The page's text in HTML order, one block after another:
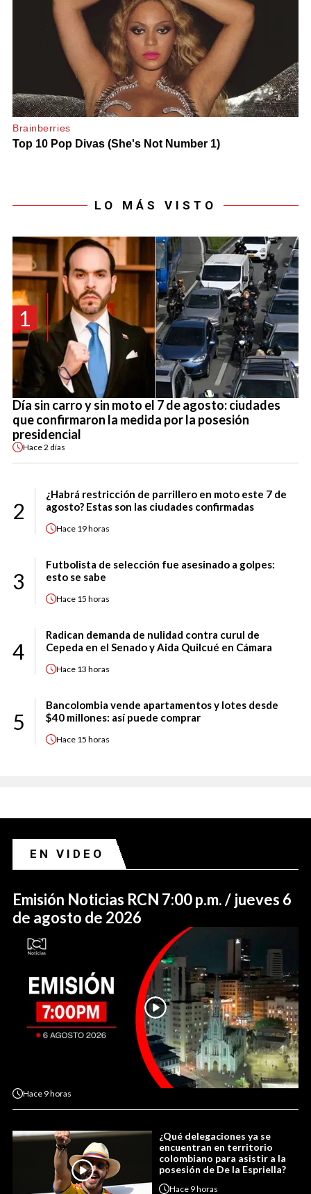
LO MÁS VISTO
1
Día sin carro y sin moto el 7 de agosto: ciudades
que confirmaron la medida por la posesión
presidencial
Hace2 días
2
¿Habrá restricción de parrillero en moto este 7 de
agosto? Estas son las ciudades confirmadas
Hace 19 horas
3
Futbolista de selección fue asesinado a golpes:
esto se sabe
Hace 15 horas
4
Radican demanda de nulidad contra curul de
Cepeda en el Senado y Aida Quilcué en Cámara
Hace 13 horas
5
Bancolombia vende apartamentos y lotes desde
$40 millones: así puede comprar
Hace 15 horas
EN VIDEO
Emisión Noticias RCN 7:00 p.m. / jueves 6
de agosto de 2026
Hace 9 horas
¿Qué delegaciones ya se
encuentran en territorio
colombiano para asistir a la
posesión de De la Espriella?
Hace 9 horas